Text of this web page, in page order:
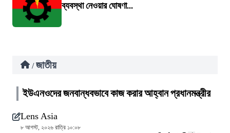
ব্যবস্থা নেওয়ার ঘোষণা...
/ জাতীয়
ইউএনওদের জনবান্ধবভাবে কাজ করার আহ্বান প্রধানমন্ত্রীর
Lens Asia
৮ আগস্ট, ২০২৬ রাত্রি ১০:০৮